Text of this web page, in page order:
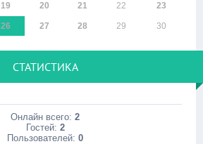
19 20 21 22 23
26 27 28 29 30
СТАТИСТИКА
Онлайн всего: 2
Гостей: 2
Пользователей: 0